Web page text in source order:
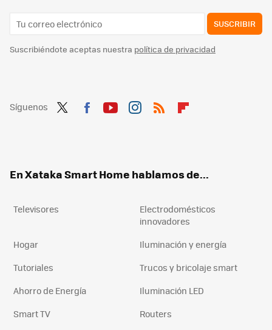
SUSCRIBIR
Suscribiéndote aceptas nuestra política de privacidad
Síguenos
En Xataka Smart Home hablamos de...
Televisores
Electrodomésticos
innovadores
Hogar
Iluminación y energía
Tutoriales
Trucos y bricolaje smart
Ahorro de Energía
Iluminación LED
Smart TV
Routers